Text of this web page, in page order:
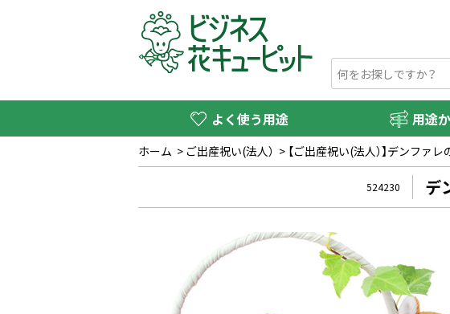
よく使う用途 用途
ホーム > ご出産祝い(法人） > 【ご出産祝い(法人）】デンファ
524230 デ